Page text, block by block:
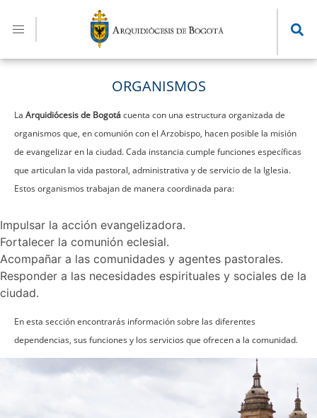
contenido
principal
ORGANISMOS
La Arquidiócesis de Bogotácuenta con una estructura organizada de
organismos que, en comunión con el Arzobispo, hacen posible la misión
de evangelizar en la ciudad. Cada instancia cumple funciones específicas
que articulan la vida pastoral, administrativa y de servicio de la Iglesia.
Estos organismos trabajan de manera coordinada para:
Impulsar la acción evangelizadora.
Fortalecer la comunión eclesial.
Acompañar a las comunidades y agentes pastorales.
Responder a las necesidades espirituales y sociales de la
ciudad.
En esta sección encontrarás información sobre las diferentes
dependencias, sus funciones y los servicios que ofrecen a la comunidad.